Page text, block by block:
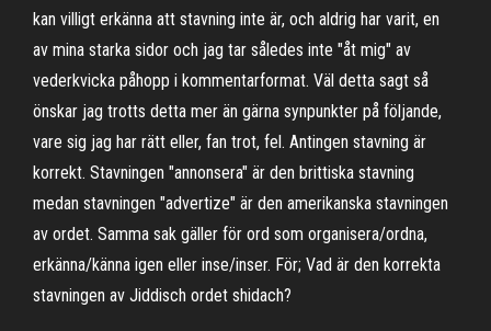
kan villigt erkänna att stavning inte är, och aldrig har varit, en
av mina starka sidor och jag tar således inte "åt mig" av
vederkvicka påhopp i kommentarformat. Väl detta sagt så
önskar jag trotts detta mer än gärna synpunkter på följande,
vare sig jag har rätt eller, fan trot, fel. Antingen stavning är
korrekt. Stavningen "annonsera" är den brittiska stavning
medan stavningen "advertize" är den amerikanska stavningen
av ordet. Samma sak gäller för ord som organisera/ordna,
erkänna/känna igen eller inse/inser. För; Vad är den korrekta
stavningen av Jiddisch ordet shidach?